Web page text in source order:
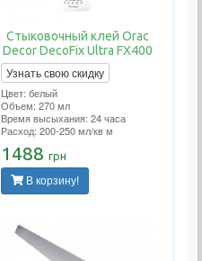
Стыковочный клей Orac
Decor DecoFix Ultra FX400
Узнать свою скидку
Цвет: белый
Объем: 270 мл
Время высыхания: 24 часа
Расход: 200-250 мл/кв м
1488 грн
В корзину!